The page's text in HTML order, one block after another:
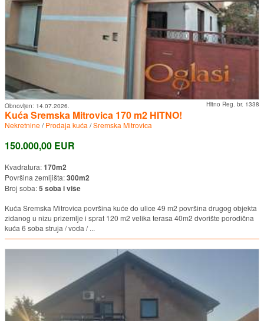
Hitno Reg. br. 1338
Obnovljen: 14.07.2026.
Kuća Sremska Mitrovica 170 m2 HITNO!
Nekretnine/Prodaja kuća /Sremska Mitrovica
150.000,00 EUR
Kvadratura:170m2
Površina zemljišta:300m2
Broj soba:5 soba i više
Kuća Sremska Mitrovica površina kuće do ulice 49 m2 površina drugog objekta
zidanog u nizu prizemlje i sprat 120 m2 velika terasa 40m2 dvorište porodična
kuća 6 soba struja / voda / ...